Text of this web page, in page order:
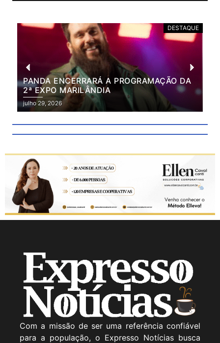
DESTAQUE
PANDA ENCERRARÁ A PROGRAMAÇÃO DA
2ª EXPO MARILÂNDIA
julho 29, 2026
Com a missão de ser uma referência confiável
para a população, o Expresso Notícias busca